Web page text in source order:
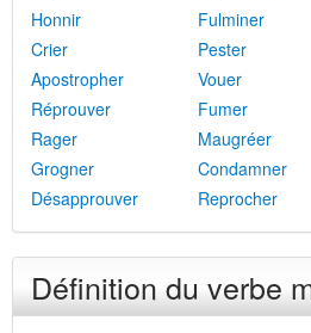
Honnir
Fulminer
Crier
Pester
Apostropher
Vouer
Réprouver
Fumer
Rager
Maugréer
Grogner
Condamner
Désapprouver
Reprocher
Définition du verbe